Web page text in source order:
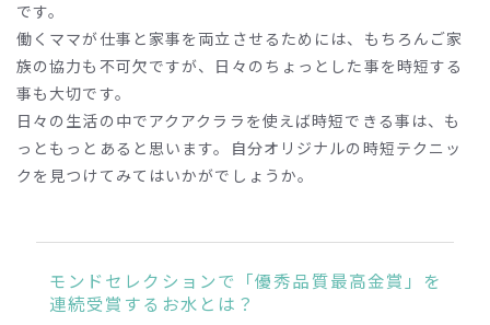
です。
働くママが仕事と家事を両立させるためには、もちろんご家
族の協力も不可欠ですが、日々のちょっとした事を時短する
事も大切です。
日々の生活の中でアクアクララを使えば時短できる事は、も
っともっとあると思います。自分オリジナルの時短テクニッ
クを見つけてみてはいかがでしょうか。
モンドセレクションで「優秀品質最高金賞」を
連続受賞するお水とは？